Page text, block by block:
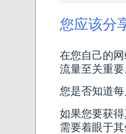
您应该分
在您自己的
流量至关重
您是否知道
如果您要获
需要着眼于